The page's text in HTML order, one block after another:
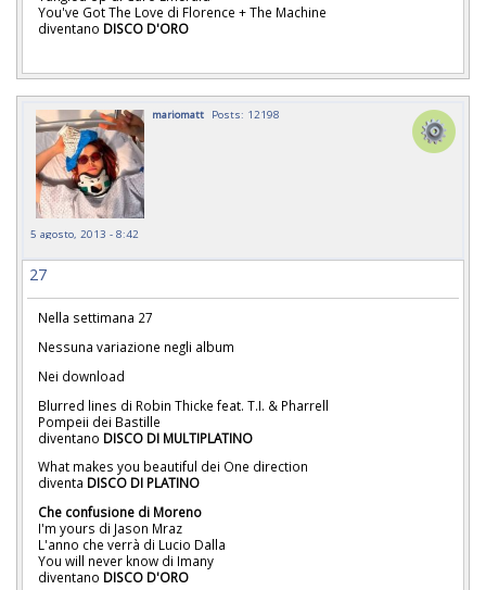
You've Got The Love di Florence + The Machine
diventano DISCO D'ORO
mariomatt Posts: 12198
5 agosto, 2013 - 8:42
27
Nella settimana 27
Nessuna variazione negli album
Nei download
Blurred lines di Robin Thicke feat. T.I. & Pharrell
Pompeii dei Bastille
diventano DISCO DI MULTIPLATINO
What makes you beautiful dei One direction
diventa DISCO DI PLATINO
Che confusione di Moreno
I'm yours di Jason Mraz
L'anno che verrà di Lucio Dalla
You will never know di Imany
diventano DISCO D'ORO